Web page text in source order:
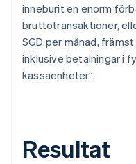
inneburit en enorm
bruttotransaktioner,
SGD per månad,
inklusive betalningar i
kassaenheter”.
Resultat